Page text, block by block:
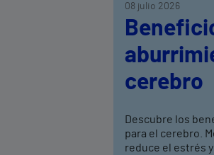
08 julio 2026
cerebro
Descubre los
para el cerebro.
reduce el estrés